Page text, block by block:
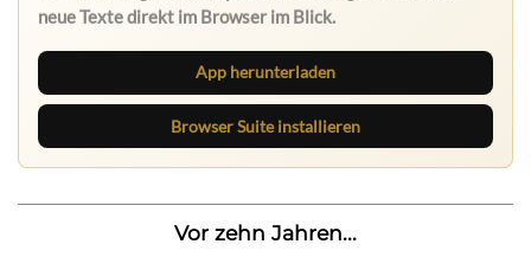
neue Texte direkt im Browser im Blick.
App herunterladen
Browser Suite installieren
Vor zehn Jahren...